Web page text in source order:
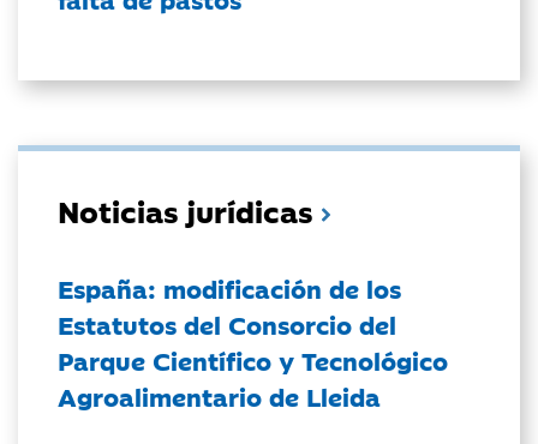
Noticias jurídicas
España: modificación de los
Estatutos del Consorcio del
Parque Científico y Tecnológico
Agroalimentario de Lleida